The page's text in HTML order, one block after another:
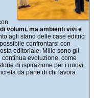
volumi, ma ambienti vivi e
agli stand delle case editrici
confrontarsi con
editoriale. Mille sono gli
evoluzione, come
di ispirazione per i nuovi
da parte di chi lavora